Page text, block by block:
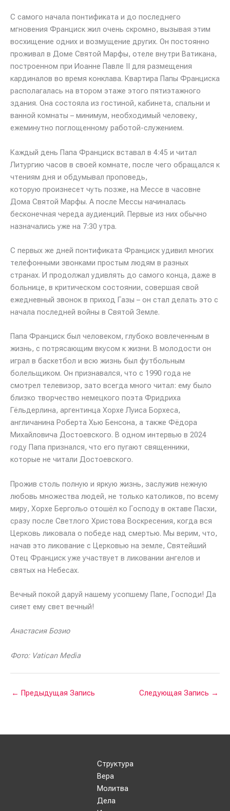
С самого начала понтификата и до последнего
мгновения Франциск жил очень скромно, вызывая этим
восхищение одних и возмущение других. Он постоянно
проживал в Доме Святой Марфы, отеле внутри Ватикана,
построенном при Иоанне Павле II для размещения
кардиналов во время конклава. Квартира Папы Франциска
располагалась на втором этаже этого пятиэтажного
здания. Она состояла из гостиной, кабинета, спальни и
ванной комнаты – минимум, необходимый человеку,
ежеминутно поглощенному работой-служением.
Каждый день Папа Франциск вставал в 4:45 и читал
Литургию часов в своей комнате, после чего обращался к
чтениям дня и обдумывал проповедь,
которую произнесет чуть позже, на Мессе в часовне
Дома Святой Марфы. А после Мессы начиналась
бесконечная череда аудиенций. Первые из них обычно
назначались уже на 7:30 утра.
С первых же дней понтификата Франциск удивил многих
телефонными звонками простым людям в разных
странах. И продолжал удивлять до самого конца, даже в
больнице, в критическом состоянии, совершая свой
ежедневный звонок в приход Газы – он стал делать это с
начала последней войны в Святой Земле.
Папа Франциск был человеком, глубоко вовлеченным в
жизнь, с потрясающим вкусом к жизни. В молодости он
играл в баскетбол и всю жизнь был футбольным
болельщиком. Он признавался, что с 1990 года не
смотрел телевизор, зато всегда много читал: ему было
близко творчество немецкого поэта Фридриха
Гёльдерлина, аргентинца Хорхе Луиса Борхеса,
англичанина Роберта Хью Бенсона, а также Фёдора
Михайловича Достоевского. В одном интервью в 2024
году Папа признался, что его пугают священники,
которые не читали Достоевского.
Прожив столь полную и яркую жизнь, заслужив нежную
любовь множества людей, не только католиков, по всему
миру, Хорхе Бергольо отошёл ко Господу в октаве Пасхи,
сразу после Светлого Христова Воскресения, когда вся
Церковь ликовала о победе над смертью. Мы верим, что,
начав это ликование с Церковью на земле, Святейший
Отец Франциск уже участвует в ликовании ангелов и
святых на Небесах.
Вечный покой даруй нашему усопшему Папе, Господи! Да
сияет ему свет вечный!
Анастасия Бозио
Фото: Vatican Media
← Предыдущая Запись Следующая Запись →
Структура
Вера
Молитва
Дела